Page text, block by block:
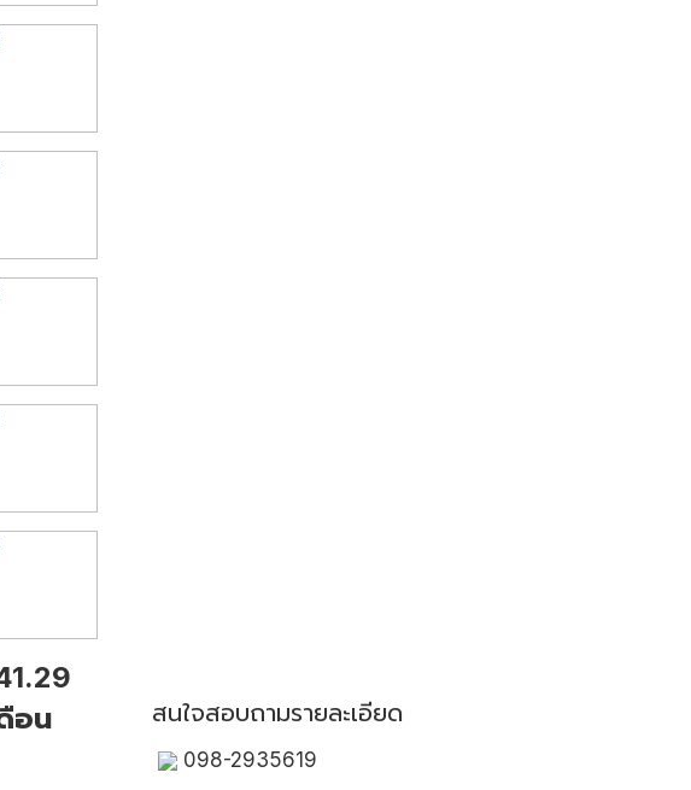
อน
สนใจสอบถามรายละเอียด
098-2935619